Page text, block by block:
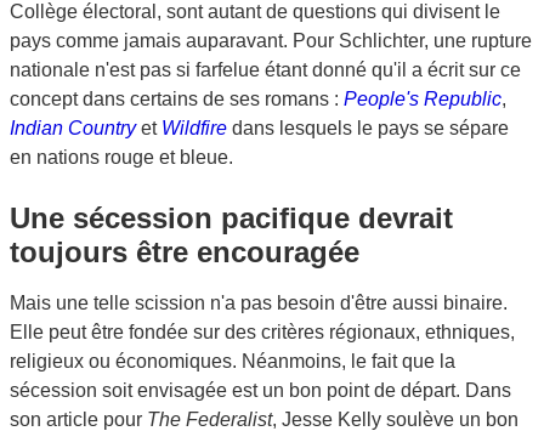
Collège électoral, sont autant de questions qui divisent le
pays comme jamais auparavant. Pour Schlichter, une rupture
nationale n'est pas si farfelue étant donné qu'il a écrit sur ce
concept dans certains de ses romans : People's Republic,
Indian Countryet Wildfire dans lesquels le pays se sépare
en nations rouge et bleue.
Une sécession pacifique devrait
toujours être encouragée
Mais une telle scission n'a pas besoin d'être aussi binaire.
Elle peut être fondée sur des critères régionaux, ethniques,
religieux ou économiques. Néanmoins, le fait que la
sécession soit envisagée est un bon point de départ. Dans
son article pour The Federalist, Jesse Kelly soulève un bon